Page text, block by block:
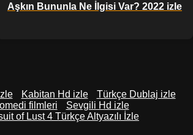
Aşkın Bununla Ne İlgisi Var? 2022 izle
Kabitan Hd izle
Türkçe Dublaj izle
filmleri
Sevgili Hd izle
of Lust 4 Türkçe Altyazılı İzle